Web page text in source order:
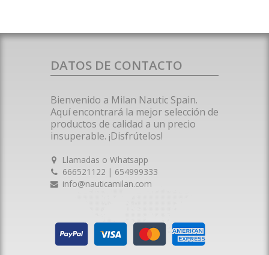
DATOS DE CONTACTO
Bienvenido a Milan Nautic Spain.
Aquí encontrará la mejor selección de
productos de calidad a un precio
insuperable. ¡Disfrútelos!
Llamadas o Whatsapp
666521122 | 654999333
info@nauticamilan.com